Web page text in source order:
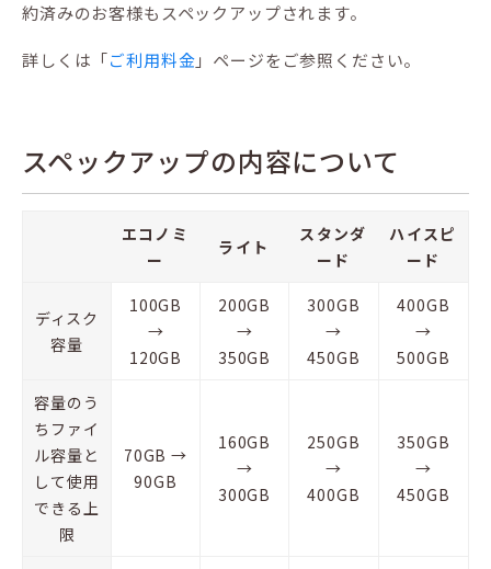
約済みのお客様もスペックアップされます。
詳しくは「ご利用料金」ページをご参照ください。
スペックアップの内容について
エコノミ
ー
ライト
スタンダ
ード
ハイスピ
ード
ディスク
容量
100GB
→
120GB
200GB
→
350GB
300GB
→
450GB
400GB
→
500GB
容量のう
ちファイ
ル容量と
して使用
できる上
限
70GB →
90GB
160GB
→
300GB
250GB
→
400GB
350GB
→
450GB